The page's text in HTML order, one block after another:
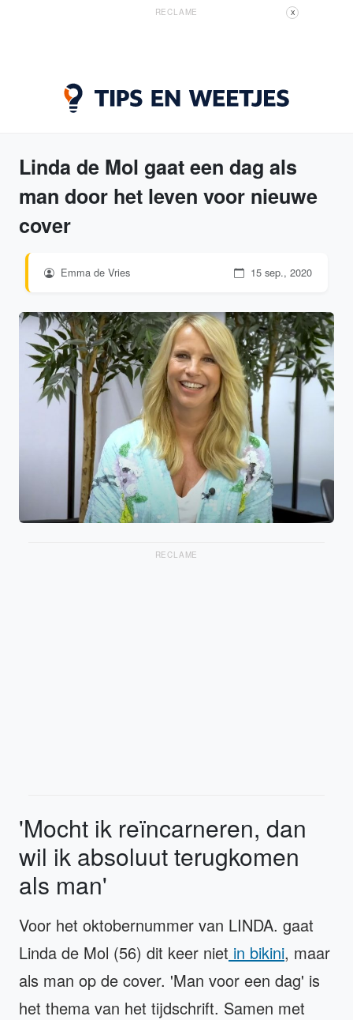
RECLAME X
Linda de Mol gaat een dag als
man door het leven voor nieuwe
cover
Emma de Vries 15 sep., 2020
RECLAME
'Mocht ik reïncarneren, dan
wil ik absoluut terugkomen
als man'
Voor het oktobernummer van LINDA. gaat
Linda de Mol (56) dit keer niet in bikini, maar
als man op de cover. 'Man voor een dag' is
het thema van het tijdschrift. Samen met